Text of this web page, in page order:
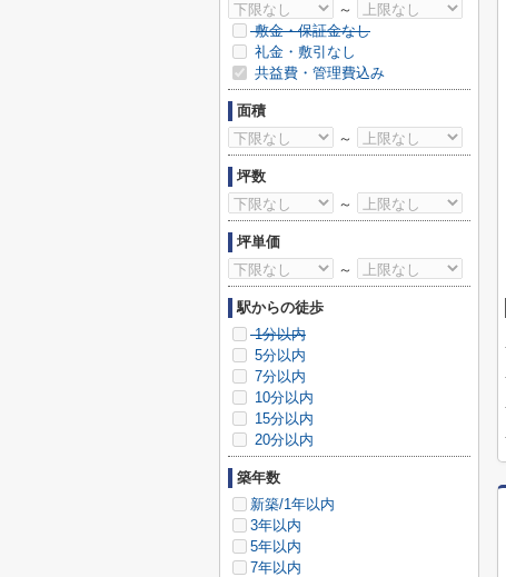
～
敷金・保証金なし
礼金・敷引なし
共益費・管理費込み
面積
～
坪数
～
坪単価
～
駅からの徒歩
1分以内
5分以内
7分以内
10分以内
15分以内
20分以内
築年数
新築/1年以内
3年以内
5年以内
7年以内